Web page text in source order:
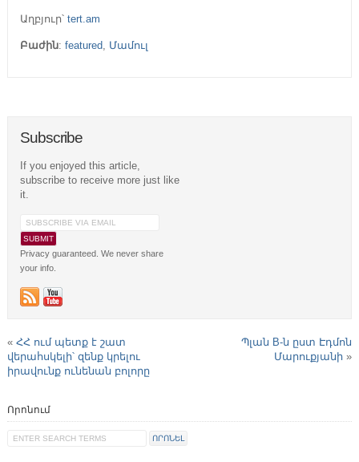
Աղբյուր՝ tert.am
Բաժին: featured, Մամուլ
Subscribe
If you enjoyed this article,
subscribe to receive more just like
it.
Privacy guaranteed. We never share
your info.
« ՀՀ ում պետք է շատ
վերահսկելի՝ զենք կրելու
իրավունք ունենան բոլորը
Պլան B-ն ըստ Էդմոն
Մարուքյանի »
Որոնում